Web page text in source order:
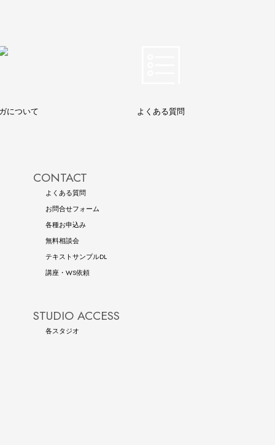
について よくある質問
CONTACT
よくある質問
お問合せフォーム
各種お申込み
無料相談会
テキストサンプルDL
講座・WS依頼
STUDIO ACCESS
各スタジオ